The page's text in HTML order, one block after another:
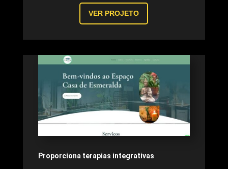
VER PROJETO
Proporciona terapias integrativas